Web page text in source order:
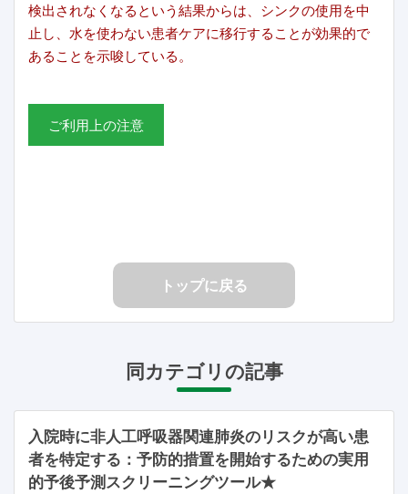
検出されなくなるという結果からは、シンクの使用を中
止し、水を使わない患者ケアに移行することが効果的で
あることを示唆している。
ご利用上の注意
トップに戻る
同カテゴリの記事
入院時に非人工呼吸器関連肺炎のリスクが高い患
者を特定する：予防的措置を開始するための実用
的予後予測スクリーニングツール★